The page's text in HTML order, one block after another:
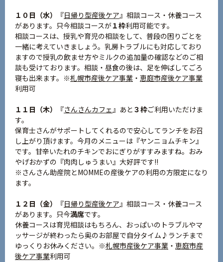
１０日（水） 『日帰り型産後ケア』相談コース・休養コース
があります。只今相談コースが１枠利用可能です。
相談コースは、授乳や育児の相談をして、普段の困りごとを
一緒に考えていきましょう。乳房トラブルにも対応しており
ますので授乳の飲ませ方やミルクの追加量の確認などのご相
談も受けております。相談・昼食の後は、足を伸ばしてごろ
寝も出来ます。※札幌市産後ケア事業 ・ 恵庭市産後ケア事業
利用可
１１日（木） 『さんさんカフェ』あと ３枠ご利用いただけま
す。
保育士さんがサポートしてくれるので安心してランチをお召
し上がり頂けます。今月のメニューは『ヤンニョムチキン』
です。甘辛いたれのチキンでおにぎりがすすみますね。おみ
やげおかずの『肉肉しゅうまい』大好評です!!
※さんさん助産院とMOMMEの産後ケアの利用の方限定になり
ます。
１２日（金） 『日帰り型産後ケア』相談コース・休養コース
があります。只今満席です。
休養コースは育児相談はもちろん、おっぱいのトラブルやマ
ッサージが終わったら奥のお部屋で自分タイム♪ランチまで
ゆっくりお休みください。※札幌市産後ケア事業 ・ 恵庭市産
後ケア事業利用可